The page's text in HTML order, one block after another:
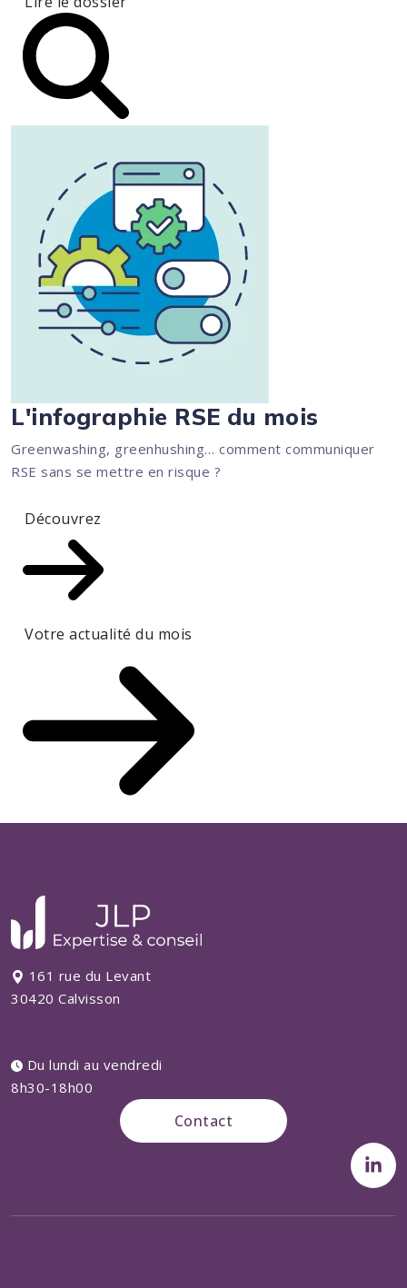
L'infographie RSE du mois
Greenwashing, greenhushing… comment communiquer
RSE sans se mettre en risque ?
Découvrez
Votre actualité du mois
161 rue du Levant
30420 Calvisson
Du lundi au vendredi
8h30-18h00
Contact